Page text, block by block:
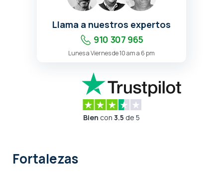
Llama a nuestros expertos
910 307 965
Lunes a Viernes de 10 am a 6 pm
Bien con 3.5 de 5
Fortalezas